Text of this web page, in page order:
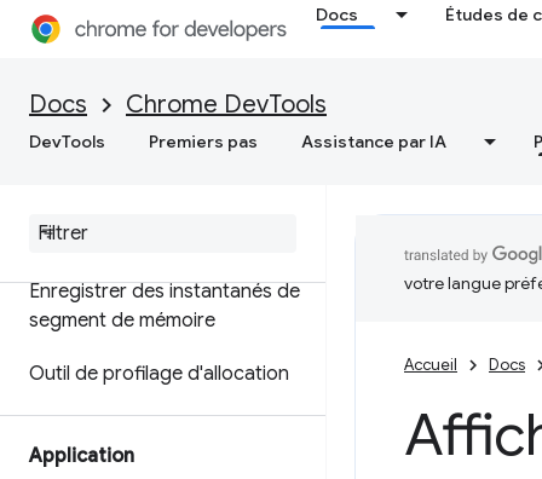
Docs Études de
Docs Chrome DevTools
DevTools Premiers pas Assistance par IA
Mémoire
Aperçu
Terminologie liée à la mémoire
mémoire
Enregistrer des instantanés de
segment de mémoire
Outil de profilage d'allocation
Application
votre langue
Accueil Docs